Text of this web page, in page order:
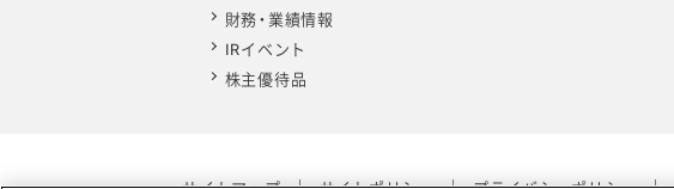
財務・業績情報
IRイベント
株主優待品